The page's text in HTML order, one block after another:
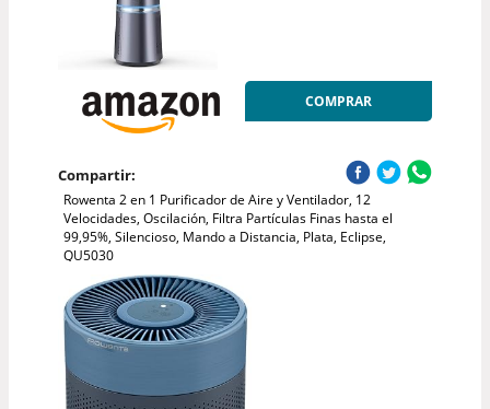
COMPRAR
Compartir:
Rowenta 2 en 1 Purificador de Aire y Ventilador, 12
Velocidades, Oscilación, Filtra Partículas Finas hasta el
99,95%, Silencioso, Mando a Distancia, Plata, Eclipse,
QU5030